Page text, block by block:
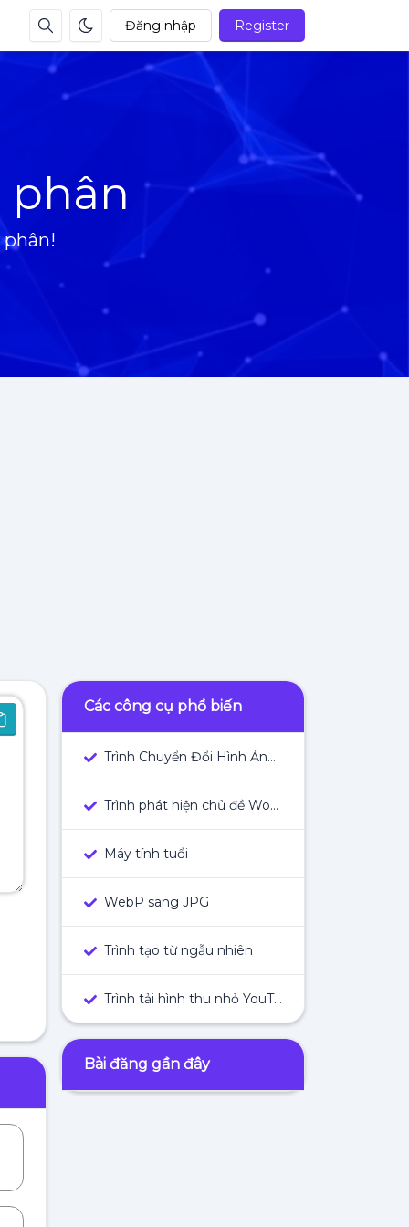
Đăng nhập Register
phân
Các công cụ phổ biến
Trình Chuyển Đổi Hình Ảnh Thành Văn Bản
Trình phát hiện chủ đề WordPress
Máy tính tuổi
WebP sang JPG
Trình tạo từ ngẫu nhiên
Trình tải hình thu nhỏ YouTube
Bài đăng gần đây